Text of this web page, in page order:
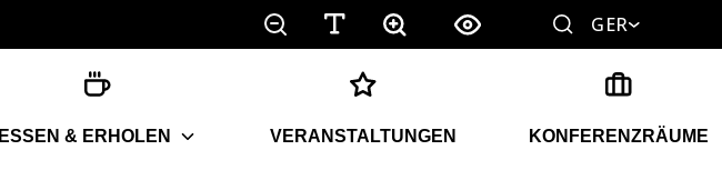
GER
ESSEN & ERHOLEN VERANSTALTUNGEN KONFERENZRÄUME